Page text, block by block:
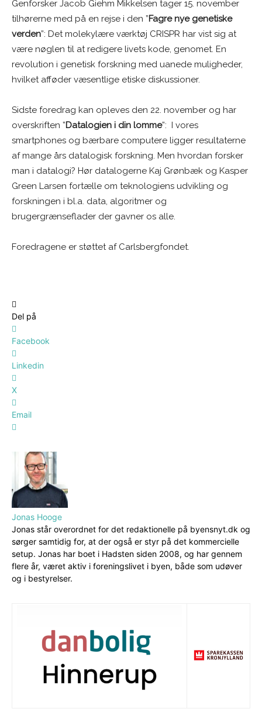
Genforsker Jacob Giehm Mikkelsen tager 15. november
tilhørerne med på en rejse i den ”Fagre nye genetiske
verden”: Det molekylære værktøj CRISPR har vist sig at
være nøglen til at redigere livets kode, genomet. En
revolution i genetisk forskning med uanede muligheder,
hvilket afføder væsentlige etiske diskussioner.
Sidste foredrag kan opleves den 22. november og har
overskriften ”Datalogien i din lomme”: I vores
smartphones og bærbare computere ligger resultaterne
af mange års datalogisk forskning. Men hvordan forsker
man i datalogi? Hør datalogerne Kaj Grønbæk og Kasper
Green Larsen fortælle om teknologiens udvikling og
forskningen i bl.a. data, algoritmer og
brugergrænseflader der gavner os alle.
Foredragene er støttet af Carlsbergfondet.
Del på
Facebook
Linkedin
X
Email
Jonas Hooge
Jonas står overordnet for det redaktionelle på byensnyt.dk og
sørger samtidig for, at der også er styr på det kommercielle
setup. Jonas har boet i Hadsten siden 2008, og har gennem
flere år, været aktiv i foreningslivet i byen, både som udøver
og i bestyrelser.